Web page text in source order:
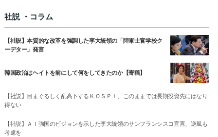
社説 ・コラム
【社説】本質的な改革を強調した李大統領の「陸軍士官学校ク
ーデター」発言
韓国政治はヘイトを前にして何をしてきたのか【寄稿】
【社説】目まぐるしく乱高下するＫＯＳＰＩ、このままでは長期投資先にはなり
得ない
【社説】ＡＩ強国のビジョンを示した李大統領のサンフランシスコ宣言、逆風も
考慮を